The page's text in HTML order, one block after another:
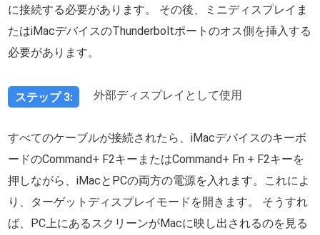
に接続する必要があります。 その後、ミニディスプレイま
たはiMacデバイスのThunderboltポートのオス側を挿入する
必要があります。
ステップ 3: 外部ディスプレイとして使用
すべてのケーブルが接続されたら、iMacデバイスのキーボ
ードのCommand+ F2キーまたはCommand+ Fn + F2キーを
押しながら、iMacとPCの両方の電源を入れます。これによ
り、ターゲットディスプレイモードを開きます。 そうすれ
ば、PC上にあるスクリーンがMacに映し出されるのを見る